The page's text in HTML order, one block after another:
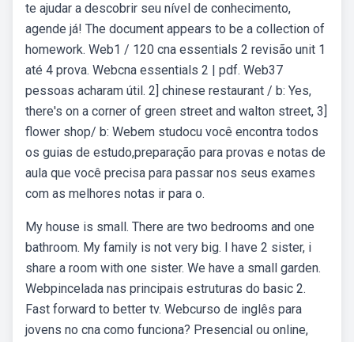
te ajudar a descobrir seu nível de conhecimento,
agende já! The document appears to be a collection of
homework. Web1 / 120 cna essentials 2 revisão unit 1
até 4 prova. Webcna essentials 2 | pdf. Web37
pessoas acharam útil. 2] chinese restaurant / b: Yes,
there's on a corner of green street and walton street, 3]
flower shop/ b: Webem studocu você encontra todos
os guias de estudo,preparação para provas e notas de
aula que você precisa para passar nos seus exames
com as melhores notas ir para o.
My house is small. There are two bedrooms and one
bathroom. My family is not very big. I have 2 sister, i
share a room with one sister. We have a small garden.
Webpincelada nas principais estruturas do basic 2.
Fast forward to better tv. Webcurso de inglês para
jovens no cna como funciona? Presencial ou online,